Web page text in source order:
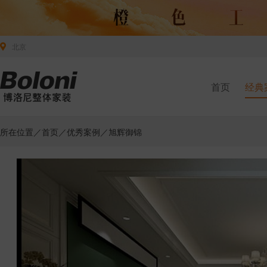
首页 经典
所在位置／首页 ／优秀案例 ／旭辉御锦